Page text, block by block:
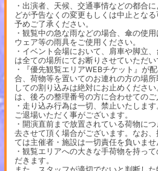
・出演者、天候、交通事情などの都合
どが予告なくの変更もしくは中止となる
予めご了承ください。
・観覧中の急な雨などの場合、傘の使
ウェア等の雨具をご使用ください。
・イベント会場において、肩車や脚立
は全ての場所にてお断りさせていただい
・『優先観覧エリアWEBチケット』が
合、荷物等を置いてのお連れの方の場
しての割り込みは絶対にお止めくださ
は、後ろの整理番号の方に合わせてのご
・走り込み行為は一切、禁止いたしま
ご退場いただく事がございます。
・開演直前まで放置されている荷物に
去させて頂く場合がございます。なお
ては主催者・施設は一切責任を負いませ
・観覧エリアへの大きな手荷物を持っ
だきます。